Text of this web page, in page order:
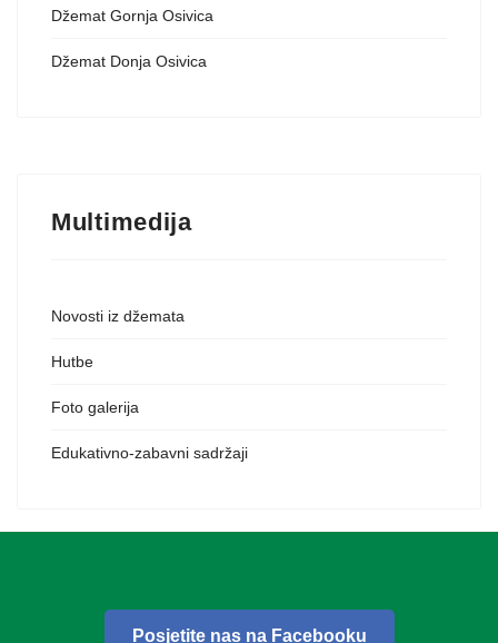
Džemat Gornja Osivica
Džemat Donja Osivica
Multimedija
Novosti iz džemata
Hutbe
Foto galerija
Edukativno-zabavni sadržaji
Posjetite nas na Facebooku